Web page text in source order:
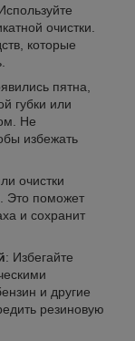
очистки.
которые
пятна,
губки или
Не
избежать
очистки
Это поможет
и сохранит
: Избегайте
и другие
резиновую